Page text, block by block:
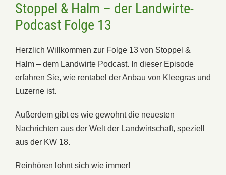
Stoppel & Halm – der Landwirte-
Podcast Folge 13
Herzlich Willkommen zur Folge 13 von Stoppel &
Halm – dem Landwirte Podcast. In dieser Episode
erfahren Sie, wie rentabel der Anbau von Kleegras und
Luzerne ist.
Außerdem gibt es wie gewohnt die neuesten
Nachrichten aus der Welt der Landwirtschaft, speziell
aus der KW 18.
Reinhören lohnt sich wie immer!